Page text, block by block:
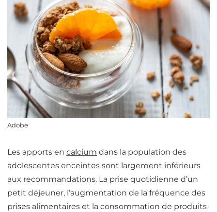
Adobe
Les apports en calcium dans la population des
adolescentes enceintes sont largement inférieurs
aux recommandations. La prise quotidienne d’un
petit déjeuner, l’augmentation de la fréquence des
prises alimentaires et la consommation de produits